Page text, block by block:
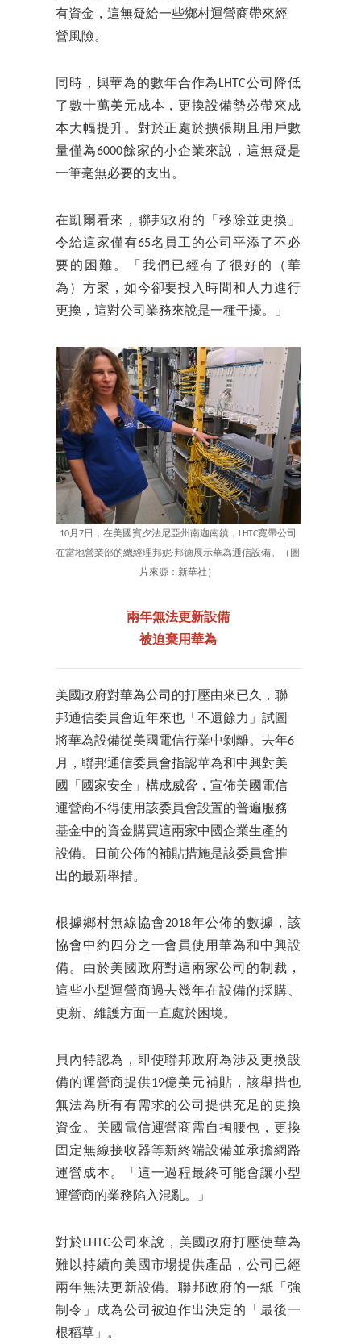
有資金，這無疑給一些鄉村運營商帶來經
營風險。
同時，與華為的數年合作為LHTC公司降低
了數十萬美元成本，更換設備勢必帶來成
本大幅提升。對於正處於擴張期且用戶數
量僅為6000餘家的小企業來說，這無疑是
一筆毫無必要的支出。
在凱爾看來，聯邦政府的「移除並更換」
令給這家僅有65名員工的公司平添了不必
要的困難。「我們已經有了很好的（華
為）方案，如今卻要投入時間和人力進行
更換，這對公司業務來說是一種干擾。」
10月7日，在美國賓夕法尼亞州南迦南鎮，LHTC寬帶公司
在當地營業部的總經理邦妮·邦德展示華為通信設備。（圖
片來源：新華社）
兩年無法更新設備
被迫棄用華為
美國政府對華為公司的打壓由來已久，聯
邦通信委員會近年來也「不遺餘力」試圖
將華為設備從美國電信行業中剝離。去年6
月，聯邦通信委員會指認華為和中興對美
國「國家安全」構成威脅，宣佈美國電信
運營商不得使用該委員會設置的普遍服務
基金中的資金購買這兩家中國企業生產的
設備。日前公佈的補貼措施是該委員會推
出的最新舉措。
根據鄉村無線協會2018年公佈的數據，該
協會中約四分之一會員使用華為和中興設
備。由於美國政府對這兩家公司的制裁，
這些小型運營商過去幾年在設備的採購、
更新、維護方面一直處於困境。
貝內特認為，即使聯邦政府為涉及更換設
備的運營商提供19億美元補貼，該舉措也
無法為所有有需求的公司提供充足的更換
資金。美國電信運營商需自掏腰包，更換
固定無線接收器等新終端設備並承擔網路
運營成本。「這一過程最終可能會讓小型
運營商的業務陷入混亂。」
對於LHTC公司來說，美國政府打壓使華為
難以持續向美國市場提供產品，公司已經
兩年無法更新設備。聯邦政府的一紙「強
制令」成為公司被迫作出決定的「最後一
根稻草」。